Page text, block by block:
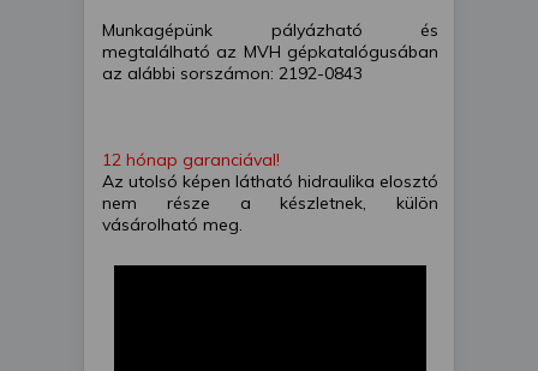
Munkagépünk pályázható és
megtalálható az MVH gépkatalógusában
az alábbi sorszámon: 2192-0843
12 hónap garanciával!
Az utolsó képen látható hidraulika elosztó
nem része a készletnek, külön
vásárolható meg.